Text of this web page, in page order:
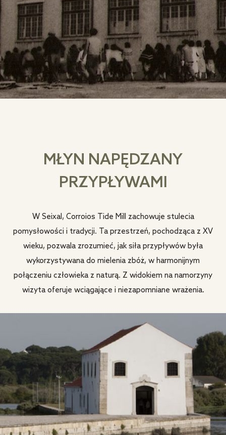
MŁYN NAPĘDZANY
PRZYPŁYWAMI
W Seixal, Corroios Tide Mill zachowuje stulecia
pomysłowości i tradycji. Ta przestrzeń, pochodząca z XV
wieku, pozwala zrozumieć, jak siła przypływów była
wykorzystywana do mielenia zbóż, w harmonijnym
połączeniu człowieka z naturą. Z widokiem na namorzyny
wizyta oferuje wciągające i niezapomniane wrażenia.